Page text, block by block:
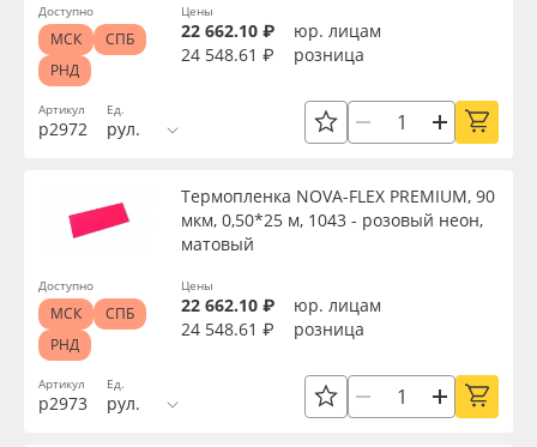
Доставка
Оплата
Сервис
Инструкции
Контакты
Блог
Листовые материалы
Чернила
Клей, скотчи и крепёж
Мобильные конструкции и POS-материалы
Сублимация и термотрансфер
Светотехника
Специальные термотрансферные плёнки
Термотрансферные плёнки Chemica
Тип
Ширина, м
Артикул
р2972
Ед.
рул.
Цены
22 662.10 ₽
юр. лицам
24 548.61 ₽
розница
Доступно
МСК
СПБ
РНД
Артикул
р2973
Термопленка NOVA-FLEX PREMIUM, 90
мкм, 0,50*25 м, 1043 - розовый неон,
матовый
Ед.
рул.
Цены
22 662.10 ₽
юр. лицам
24 548.61 ₽
розница
Доступно
МСК
СПБ
РНД